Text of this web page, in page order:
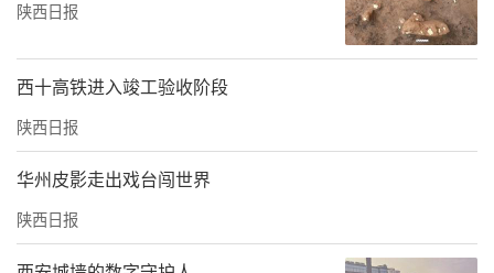
陕西日报
西十高铁进入竣工验收阶段
陕西日报
华州皮影走出戏台闯世界
陕西日报